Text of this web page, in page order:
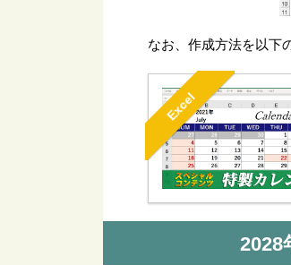
なお、作成方法を以下
Excel
2028